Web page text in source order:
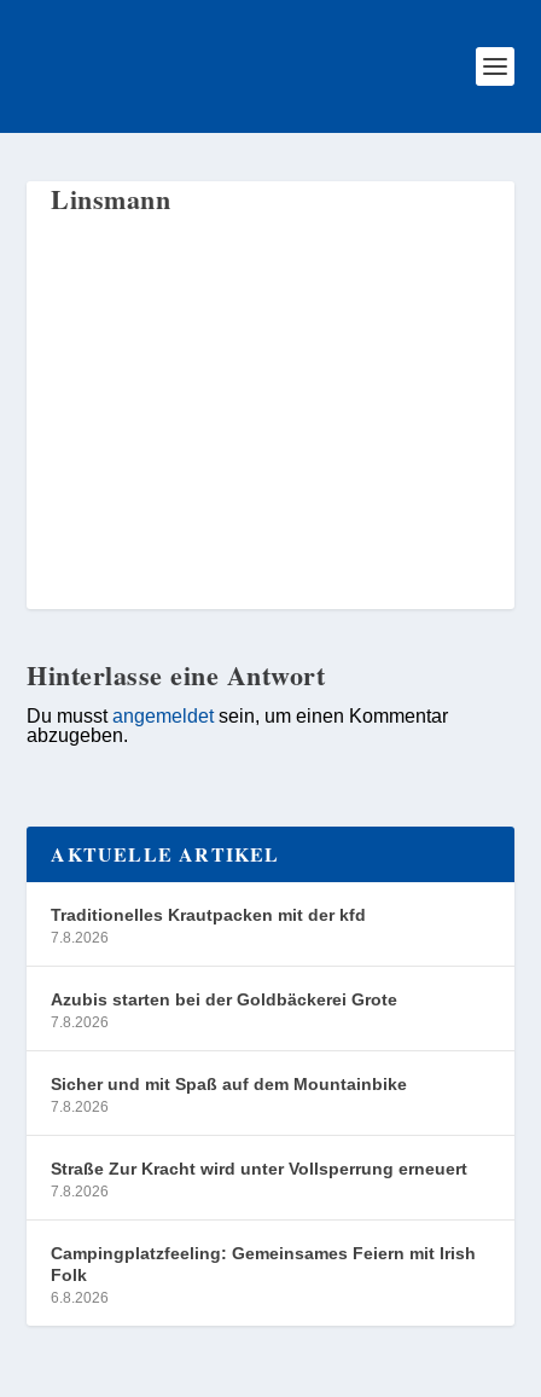
Linsmann
Hinterlasse eine Antwort
Du musstangemeldetsein, um einen Kommentar
abzugeben.
AKTUELLE ARTIKEL
Traditionelles Krautpacken mit der kfd
7.8.2026
Azubis starten bei der Goldbäckerei Grote
7.8.2026
Sicher und mit Spaß auf dem Mountainbike
7.8.2026
Straße Zur Kracht wird unter Vollsperrung erneuert
7.8.2026
Campingplatzfeeling: Gemeinsames Feiern mit Irish
Folk
6.8.2026